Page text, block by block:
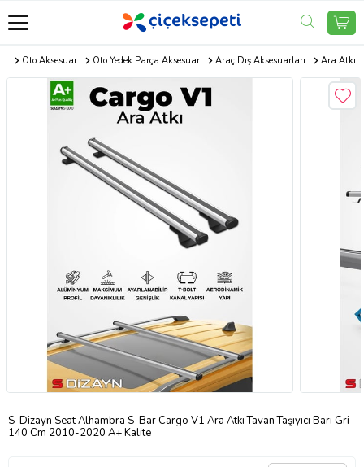
Oto Aksesuar Oto Yedek Parça Aksesuar Araç Dış Aksesuarları Ara Atkı
S-Dizayn Seat Alhambra S-Bar Cargo V1 Ara Atkı Tavan Taşıyıcı Barı Gri
140 Cm 2010-2020 A+ Kalite